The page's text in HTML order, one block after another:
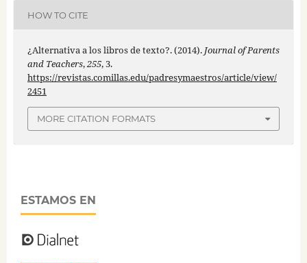
HOW TO CITE
¿Alternativa a los libros de texto?. (2014). Journal of Parents
and Teachers,255, 3.
https://revistas.comillas.edu/padresymaestros/article/view/
2451
MORE CITATION FORMATS
ESTAMOS EN